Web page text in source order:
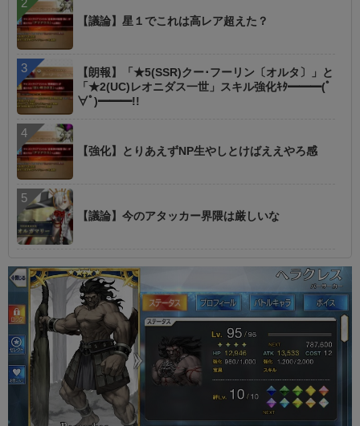
【議論】星１でこれは高レア超えた？
【朗報】「★5(SSR)クー･フーリン〔オルタ〕」と
「★2(UC)レオニダス一世」スキル強化ｷﾀ━━━(ﾟ
∀ﾟ)━━━!!
【強化】とりあえずNP生やしとけばええやろ感
【議論】今のアタッカー界隈は厳しいな